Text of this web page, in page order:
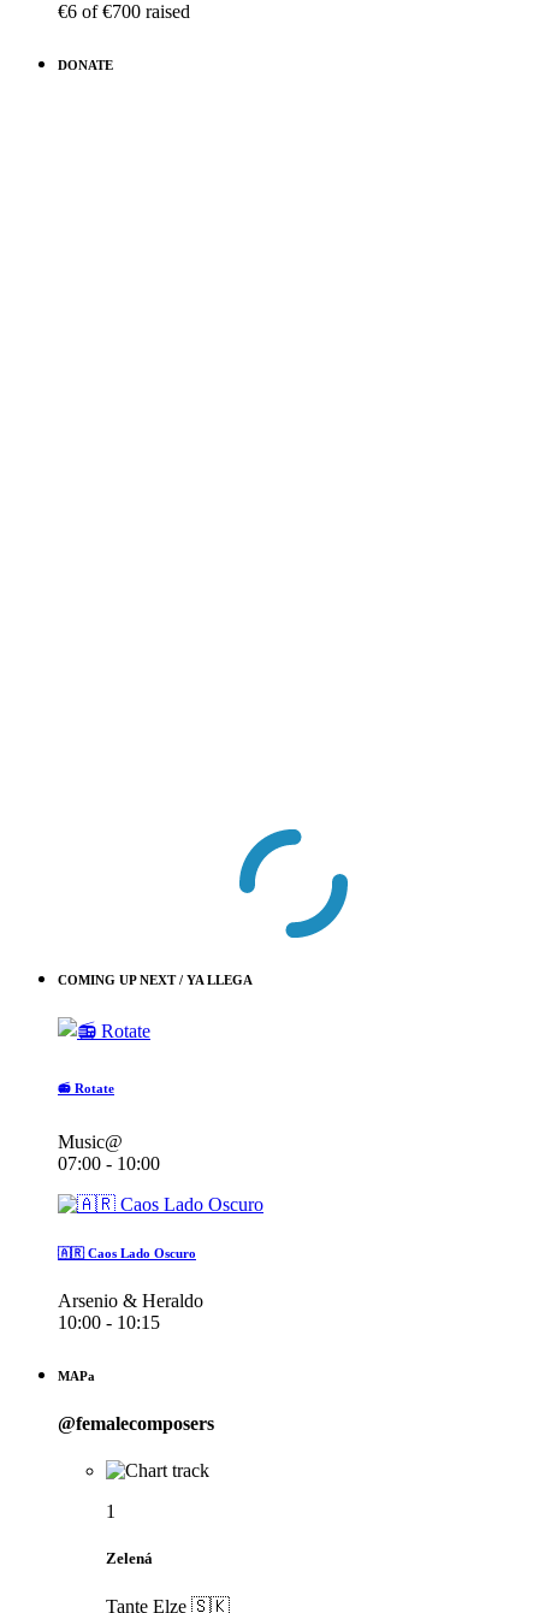
€6 of€700 raised
DONATE
COMING UP NEXT / YA LLEGA
📻 Rotate
Music@
07:00 - 10:00
🇦🇷 Caos Lado Oscuro
Arsenio & Heraldo
10:00 - 10:15
MAPa
@femalecomposers
1
Zelená
Tante Elze 🇸🇰